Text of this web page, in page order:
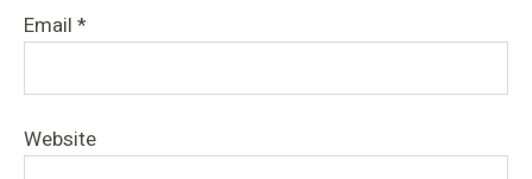
Email *
Website